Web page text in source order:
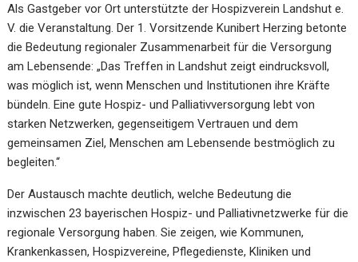
Als Gastgeber vor Ort unterstützte der Hospizverein Landshut e.
V. die Veranstaltung. Der 1. Vorsitzende Kunibert Herzing betonte
die Bedeutung regionaler Zusammenarbeit für die Versorgung
am Lebensende: „Das Treffen in Landshut zeigt eindrucksvoll,
was möglich ist, wenn Menschen und Institutionen ihre Kräfte
bündeln. Eine gute Hospiz- und Palliativversorgung lebt von
starken Netzwerken, gegenseitigem Vertrauen und dem
gemeinsamen Ziel, Menschen am Lebensende bestmöglich zu
begleiten.“
Der Austausch machte deutlich, welche Bedeutung die
inzwischen 23 bayerischen Hospiz- und Palliativnetzwerke für die
regionale Versorgung haben. Sie zeigen, wie Kommunen,
Krankenkassen, Hospizvereine, Pflegedienste, Kliniken und